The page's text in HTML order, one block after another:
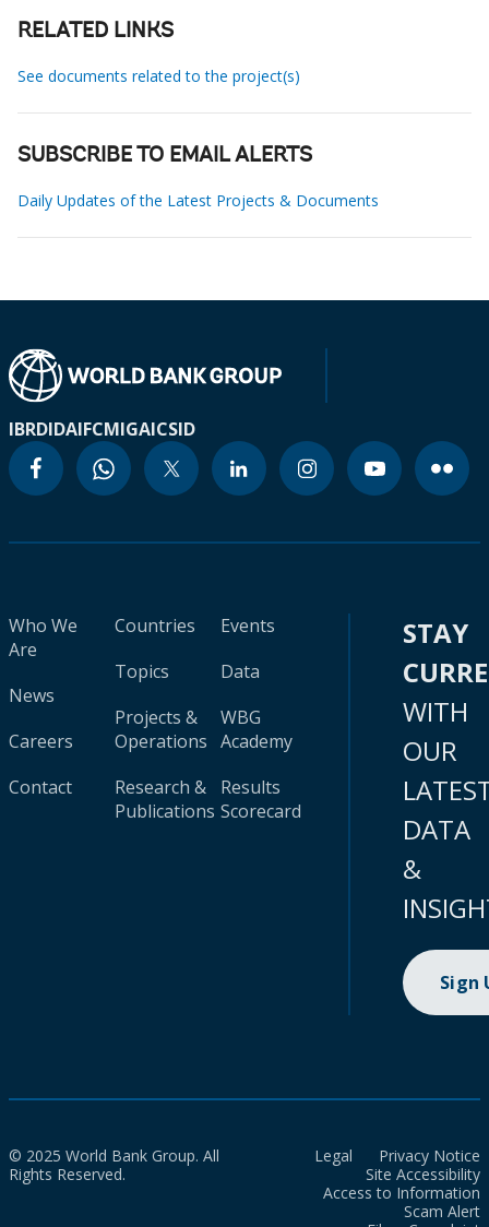
RELATED LINKS
See documents related to the project(s)
SUBSCRIBE TO EMAIL ALERTS
Daily Updates of the Latest Projects & Documents
IBRDIDAIFCMIGAICSID
Who We
Are
News
Careers
Contact
Countries
Topics
Projects &
Operations
Research &
Publications
Events
Data
WBG
Academy
Results
Scorecard
STAY
WITH
OUR
DATA
&
Sign
© 2025 World Bank Group. All
Rights Reserved.
Legal
Privacy Notice
Site Accessibility
Access to Information
Scam Alert